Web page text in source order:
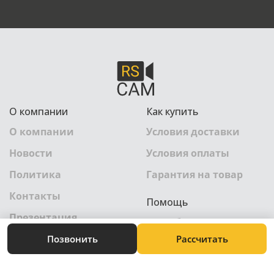
О компании
О компании
Новости
Политика
Контакты
Презентация
Как купить
Условия доставки
Условия оплаты
Гарантия на товар
Помощь
Техноблог
Камеры онлайн
Позвонить Рассчитать